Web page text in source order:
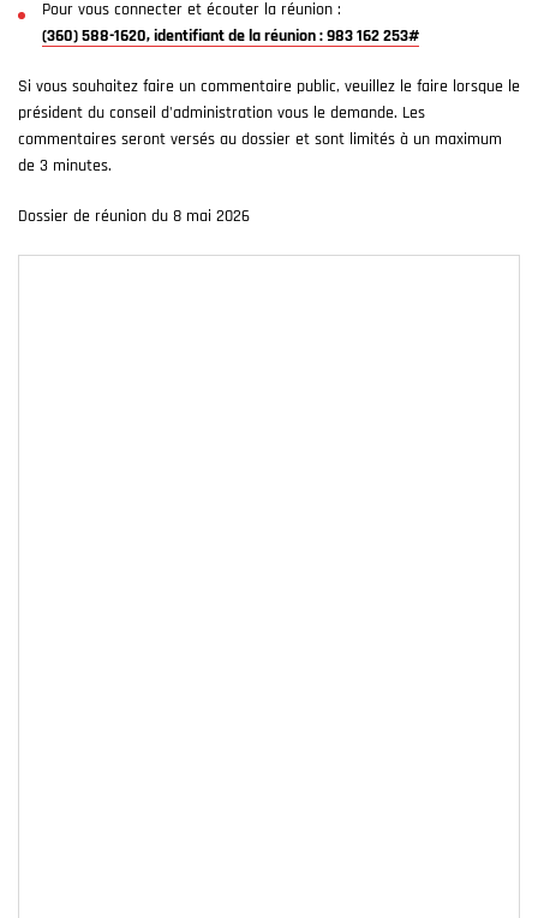
Pour vous connecter et écouter la réunion :
(360) 588-1620, identifiant de la réunion : 983 162 253#
Si vous souhaitez faire un commentaire public, veuillez le faire lorsque le
président du conseil d'administration vous le demande. Les
commentaires seront versés au dossier et sont limités à un maximum
de 3 minutes.
Dossier de réunion du 8 mai 2026